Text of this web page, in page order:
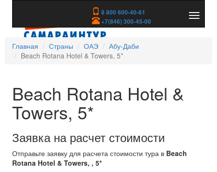
8 800 600-40-61
+7(846) 300-45-00
скрыть
Главная
Страны ОАЭ
Абу-Даби
Beach Rotana Hotel & Towers, 5*
Beach Rotana Hotel &
Towers, 5*
Заявка на расчет стоимости
Отправьте заявку для расчета стоимости тура в Beach
Rotana Hotel & Towers, , 5*